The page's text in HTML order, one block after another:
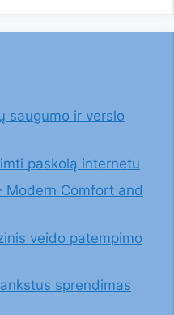
saugumo ir verslo
paskolą internetu
Modern Comfort and
veido patempimo
sprendimas